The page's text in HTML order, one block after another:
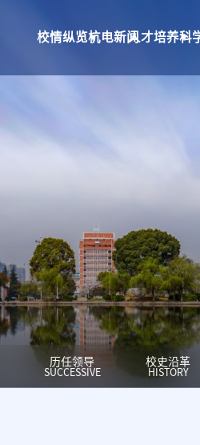
校情纵览杭电新闻人才培养科
历任领导
SUCCESSIVE
校史沿革
HISTORY